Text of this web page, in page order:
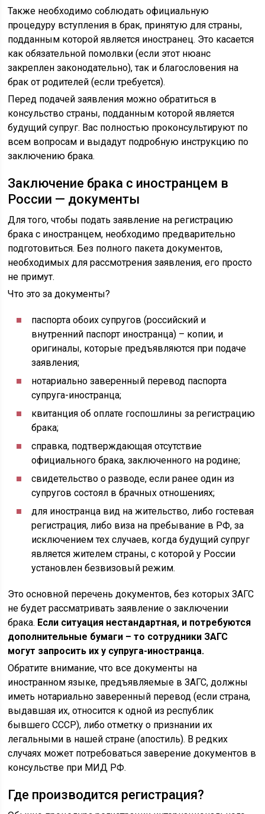
Также необходимо соблюдать официальную
процедуру вступления в брак, принятую для страны,
подданным которой является иностранец. Это касается
как обязательной помолвки (если этот нюанс
закреплен законодательно), так и благословения на
брак от родителей (если требуется).
Перед подачей заявления можно обратиться в
консульство страны, подданным которой является
будущий супруг. Вас полностью проконсультируют по
всем вопросам и выдадут подробную инструкцию по
заключению брака.
Заключение брака с иностранцем в
России — документы
Для того, чтобы подать заявление на регистрацию
брака с иностранцем, необходимо предварительно
подготовиться. Без полного пакета документов,
необходимых для рассмотрения заявления, его просто
не примут.
Что это за документы?
паспорта обоих супругов (российский и
внутренний паспорт иностранца) – копии, и
оригиналы, которые предъявляются при подаче
заявления;
нотариально заверенный перевод паспорта
супруга-иностранца;
квитанция об оплате госпошлины за регистрацию
брака;
справка, подтверждающая отсутствие
официального брака, заключенного на родине;
свидетельство о разводе, если ранее один из
супругов состоял в брачных отношениях;
для иностранца вид на жительство, либо гостевая
регистрация, либо виза на пребывание в РФ, за
исключением тех случаев, когда будущий супруг
является жителем страны, с которой у России
установлен безвизовый режим.
Это основной перечень документов, без которых ЗАГС
не будет рассматривать заявление о заключении
брака. Если ситуация нестандартная, и потребуются
дополнительные бумаги – то сотрудники ЗАГС
могут запросить их у супруга-иностранца.
Обратите внимание, что все документы на
иностранном языке, предъявляемые в ЗАГС, должны
иметь нотариально заверенный перевод (если страна,
выдавшая их, относится к одной из республик
бывшего СССР), либо отметку о признании их
легальными в нашей стране (апостиль). В редких
случаях может потребоваться заверение документов в
консульстве при МИД РФ.
Где производится регистрация?